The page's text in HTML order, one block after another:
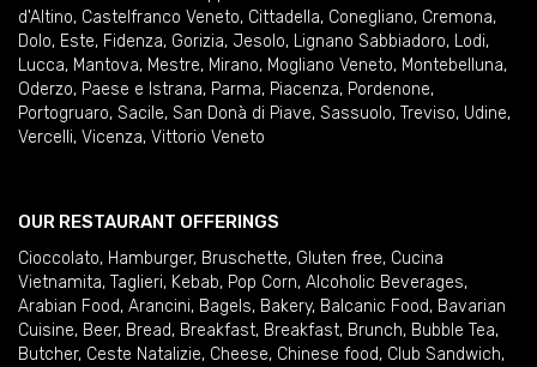
d'Altino, Castelfranco Veneto, Cittadella, Conegliano, Cremona,
Dolo, Este, Fidenza, Gorizia, Jesolo, Lignano Sabbiadoro, Lodi,
Lucca, Mantova, Mestre, Mirano, Mogliano Veneto, Montebelluna,
Oderzo, Paese e Istrana, Parma, Piacenza, Pordenone,
Portogruaro, Sacile, San Donà di Piave, Sassuolo, Treviso, Udine,
Vercelli, Vicenza, Vittorio Veneto
OUR RESTAURANT OFFERINGS
Cioccolato, Hamburger, Bruschette, Gluten free, Cucina
Vietnamita, Taglieri, Kebab, Pop Corn, Alcoholic Beverages,
Arabian Food, Arancini, Bagels, Bakery, Balcanic Food, Bavarian
Cuisine, Beer, Bread, Breakfast, Breakfast, Brunch, Bubble Tea,
Butcher, Ceste Natalizie, Cheese, Chinese food, Club Sandwich,